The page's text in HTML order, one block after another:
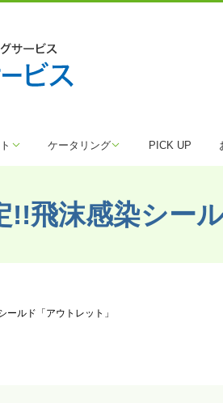
ケータリング PICK UP
!!飛沫感染シー
ールド「アウトレット」